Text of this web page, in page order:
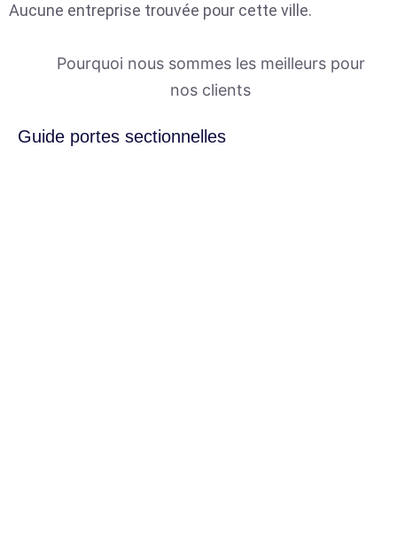
Aucune entreprise trouvée pour cette ville.
Pourquoi nous sommes les meilleurs pour
nos clients
Guide portes sectionnelles